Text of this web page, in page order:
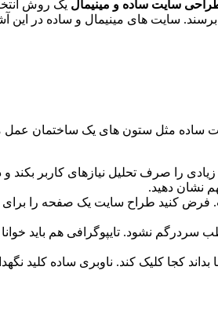
سایت ساده و مینیمال یک روش
سایت های مینیمال و ساده در این
مثل ستون های یک ساختمان عمل
را صرف تحلیل نیازهای کاربر بکند
نشان دهید.
فرض کنید طراح سایت یک صفحه را
نشود. تایپوگرافی هم باید
بداند کجا کلیک کند. ناوبری ساده کلید